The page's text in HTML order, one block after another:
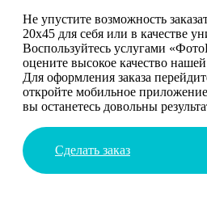
Не упустите возможность
20х45 для себя или в качестве
Воспользуйтесь услугами
оцените высокое качество
Для оформления заказа
откройте мобильное
вы останетесь довольны
Сделать заказ